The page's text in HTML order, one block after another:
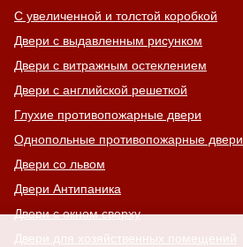
С увеличенной и толстой коробкой
Двери с выдавленным рисунком
Двери с витражным остеклением
Двери с английской решеткой
Глухие противопожарные двери
Однопольные противопожарные двери
Двери со львом
Двери Антипаника
Двери с окном сверху
Двери для хозяйственных помещений